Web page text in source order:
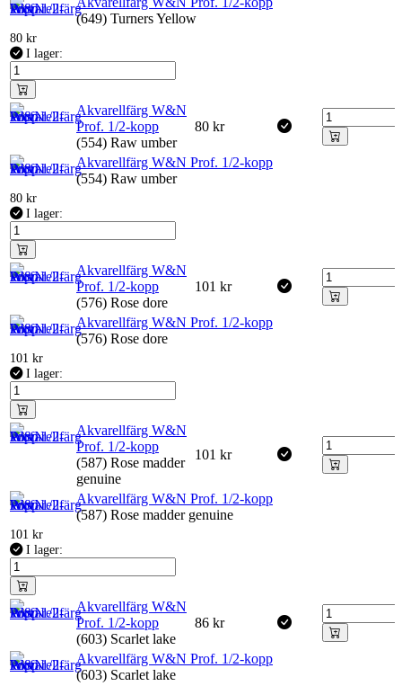
(649) Turners Yellow
80 kr
I lager:
Akvarellfärg W&N
Prof. 1/2-kopp
(554) Raw umber
80 kr
Akvarellfärg W&N Prof. 1/2-kopp
(554) Raw umber
80 kr
I lager:
Akvarellfärg W&N
Prof. 1/2-kopp
(576) Rose dore
101 kr
Akvarellfärg W&N Prof. 1/2-kopp
(576) Rose dore
101 kr
I lager:
Akvarellfärg W&N
Prof. 1/2-kopp
(587) Rose madder
genuine
101 kr
Akvarellfärg W&N Prof. 1/2-kopp
(587) Rose madder genuine
101 kr
I lager:
Akvarellfärg W&N
Prof. 1/2-kopp
(603) Scarlet lake
86 kr
Akvarellfärg W&N Prof. 1/2-kopp
(603) Scarlet lake